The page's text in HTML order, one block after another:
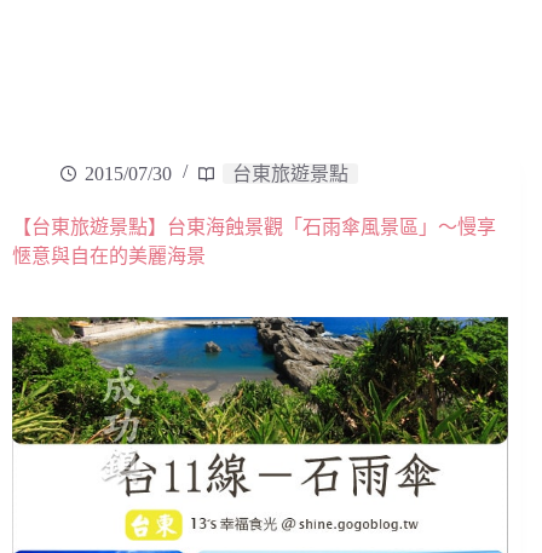
2015/07/30 台東旅遊景點
【台東旅遊景點】台東海蝕景觀「石雨傘風景區」～慢享
愜意與自在的美麗海景